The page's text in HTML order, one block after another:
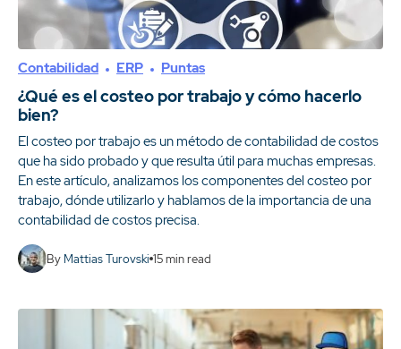
Contabilidad ERP Puntas
¿Qué es el costeo por trabajo y cómo hacerlo
bien?
El costeo por trabajo es un método de contabilidad de costos
que ha sido probado y que resulta útil para muchas empresas.
En este artículo, analizamos los componentes del costeo por
trabajo, dónde utilizarlo y hablamos de la importancia de una
contabilidad de costos precisa.
By Mattias Turovski 15min read